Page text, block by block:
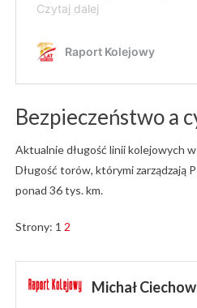
Bezpieczeństwo a
Aktualnie długość linii kolejowych
Długość torów, którymi zarządzają
ponad 36 tys. km.
Strony: 1 2
Michał